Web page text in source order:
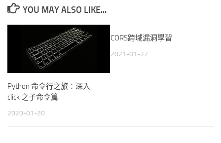
YOU MAY ALSO LIKE...
Python 命令行之旅：深入
click 之子命令篇
2020-01-20
CORS跨域漏洞學習
2021-01-27